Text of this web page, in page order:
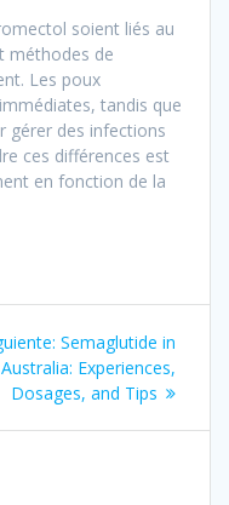
soient liés au
méthodes de
Les poux
tandis que
gérer des infections
ces différences est
en fonction de la
Siguiente
entrada:
Semaglutide in
Australia: Experiences,
Dosages, and Tips